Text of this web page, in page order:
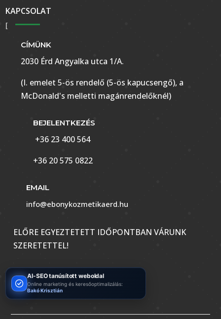
KAPCSOLAT
CÍMÜNK
2030 Érd Angyalka utca 1/A.
(I. emelet 5-ös rendelő (5-ös kapucsengő), a
McDonald's melletti magánrendelőknél)
BEJELENTKEZÉS
+36 23 400 564
+36 20 575 0822
EMAIL
info@ebonykozmetikaerd.hu
ELŐRE EGYEZTETETT IDŐPONTBAN VÁRUNK
SZERETETTEL!
AI-SEO tanúsított weboldal
Online marketing és keresőoptimalizálás:
Bakó Krisztián